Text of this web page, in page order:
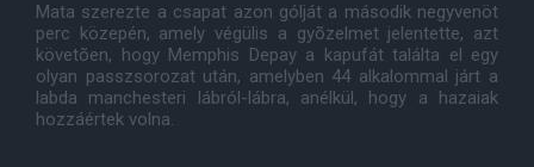
Mata szerezte a csapat azon gólját a második negyvenöt
perc közepén, amely végülis a gyõzelmet jelentette, azt
követõen, hogy Memphis Depay a kapufát találta el egy
olyan passzsorozat után, amelyben 44 alkalommal járt a
labda manchesteri lábról-lábra, anélkül, hogy a hazaiak
hozzáértek volna.